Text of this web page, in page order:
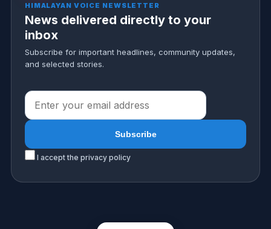
HIMALAYAN VOICE NEWSLETTER
News delivered directly to your
inbox
Subscribe for important headlines, community updates,
and selected stories.
I accept the privacy policy